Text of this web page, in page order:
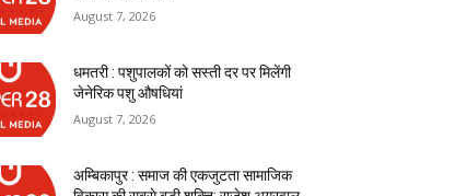
August 7, 2026
धमतरी : पशुपालकों को सस्ती दर पर मिलेंगी
जेनेरिक पशु औषधियां
August 7, 2026
अम्बिकापुर : समाज की एकजुटता सामाजिक